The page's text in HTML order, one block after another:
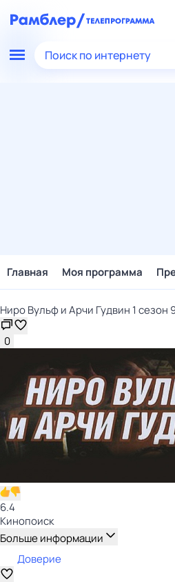
Поиск по интернету
Главная Моя программа
Ниро Вульф и Арчи Гудвин 1 сезон
0
6.4
Кинопоиск
Больше информации
Доверие